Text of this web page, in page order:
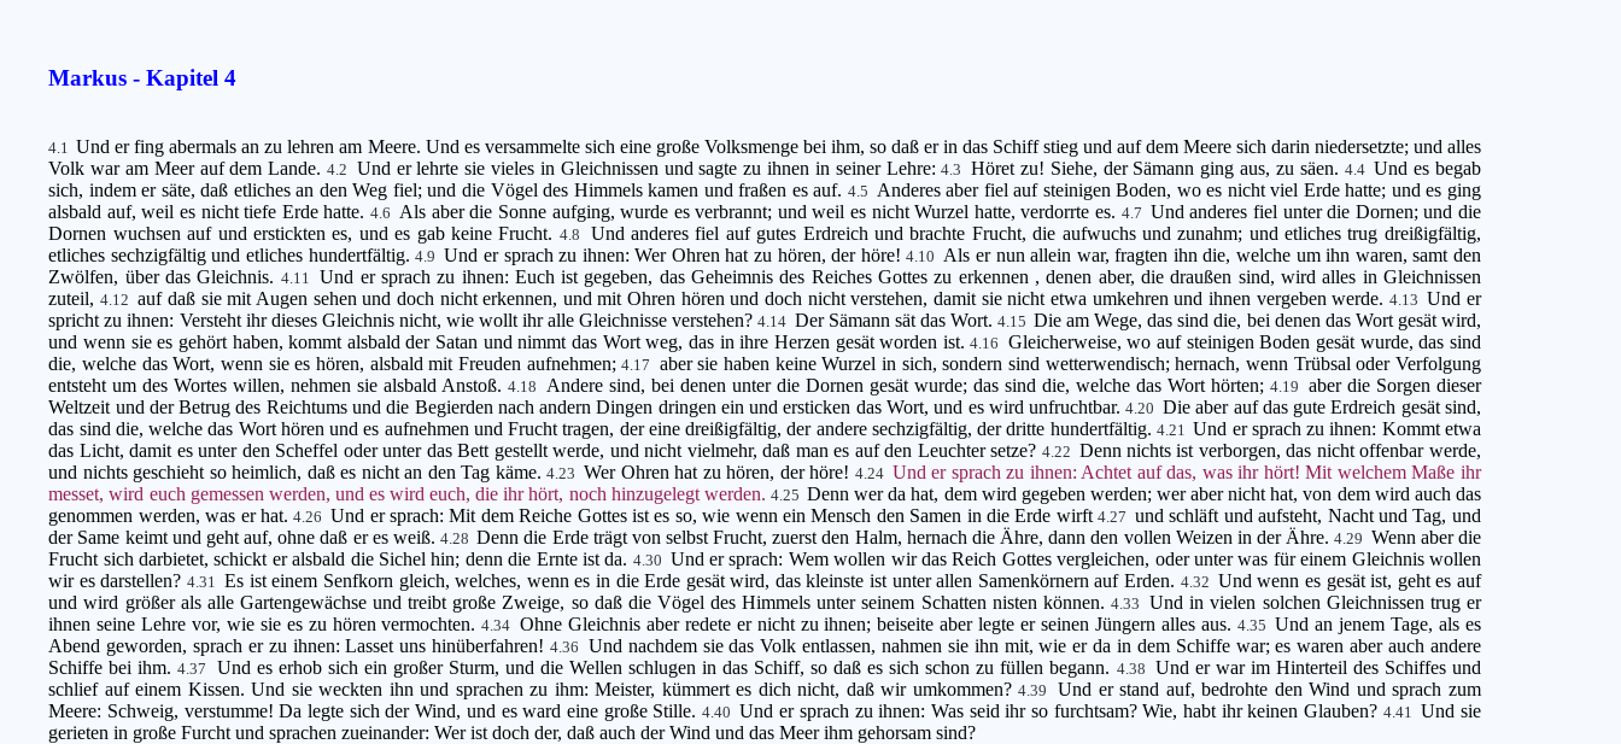
Markus - Kapitel 4
4.1
Und er fing abermals an zu lehren am Meere. Und es versammelte sich eine große Volksmenge bei ihm, so daß er in das Schiff stieg und auf dem Meere sich darin niedersetzte; und alles
Volk war am Meer auf dem Lande.4.2 Und er lehrte sie vieles in Gleichnissen und sagte zu ihnen in seiner Lehre:4.3 Höret zu! Siehe, der Sämann ging aus, zu säen. 4.4 Und es begab
sich, indem er säte, daß etliches an den Weg fiel; und die Vögel des Himmels kamen und fraßen es auf. 4.5 Anderes aber fiel auf steinigen Boden, wo es nicht viel Erde hatte; und es ging
alsbald auf, weil es nicht tiefe Erde hatte.4.6 Als aber die Sonne aufging, wurde es verbrannt; und weil es nicht Wurzel hatte, verdorrte es. 4.7 Und anderes fiel unter die Dornen; und die
Dornen wuchsen auf und erstickten es, und es gab keine Frucht. 4.8
Und anderes fiel auf gutes Erdreich und brachte Frucht, die aufwuchs und zunahm; und etliches trug dreißigfältig,
etliches sechzigfältig und etliches hundertfältig.4.9 Und er sprach zu ihnen: Wer Ohren hat zu hören, der höre!4.10 Als er nun allein war, fragten ihn die, welche um ihn waren, samt den
Zwölfen, über das Gleichnis. 4.11
Und er sprach zu ihnen: Euch ist gegeben, das Geheimnis des Reiches Gottes zu erkennen , denen aber, die draußen sind, wird alles in Gleichnissen
zuteil, 4.12 auf daß sie mit Augen sehen und doch nicht erkennen, und mit Ohren hören und doch nicht verstehen, damit sie nicht etwa umkehren und ihnen vergeben werde. 4.13 Und er
spricht zu ihnen: Versteht ihr dieses Gleichnis nicht, wie wollt ihr alle Gleichnisse verstehen?4.14 Der Sämann sät das Wort. 4.15 Die am Wege, das sind die, bei denen das Wort gesät wird,
und wenn sie es gehört haben, kommt alsbald der Satan und nimmt das Wort weg, das in ihre Herzen gesät worden ist.4.16 Gleicherweise, wo auf steinigen Boden gesät wurde, das sind
die, welche das Wort, wenn sie es hören, alsbald mit Freuden aufnehmen;4.17 aber sie haben keine Wurzel in sich, sondern sind wetterwendisch; hernach, wenn Trübsal oder Verfolgung
entsteht um des Wortes willen, nehmen sie alsbald Anstoß.4.18 Andere sind, bei denen unter die Dornen gesät wurde; das sind die, welche das Wort hörten; 4.19 aber die Sorgen dieser
Weltzeit und der Betrug des Reichtums und die Begierden nach andern Dingen dringen ein und ersticken das Wort, und es wird unfruchtbar.4.20 Die aber auf das gute Erdreich gesät sind,
das sind die, welche das Wort hören und es aufnehmen und Frucht tragen, der eine dreißigfältig, der andere sechzigfältig, der dritte hundertfältig. 4.21
Und er sprach zu ihnen: Kommt etwa
das Licht, damit es unter den Scheffel oder unter das Bett gestellt werde, und nicht vielmehr, daß man es auf den Leuchter setze? 4.22 Denn nichts ist verborgen, das nicht offenbar werde,
und nichts geschieht so heimlich, daß es nicht an den Tag käme.4.23 Wer Ohren hat zu hören, der höre! 4.24 Und er sprach zu ihnen: Achtet auf das, was ihr hört! Mit welchem Maße ihr
messet, wird euch gemessen werden, und es wird euch, die ihr hört, noch hinzugelegt werden. 4.25 Denn wer da hat, dem wird gegeben werden; wer aber nicht hat, von dem wird auch das
genommen werden, was er hat.4.26 Und er sprach: Mit dem Reiche Gottes ist es so, wie wenn ein Mensch den Samen in die Erde wirft4.27 und schläft und aufsteht, Nacht und Tag, und
der Same keimt und geht auf, ohne daß er es weiß. 4.28 Denn die Erde trägt von selbst Frucht, zuerst den Halm, hernach die Ähre, dann den vollen Weizen in der Ähre.4.29 Wenn aber die
Frucht sich darbietet, schickt er alsbald die Sichel hin; denn die Ernte ist da. 4.30 Und er sprach: Wem wollen wir das Reich Gottes vergleichen, oder unter was für einem Gleichnis wollen
wir es darstellen?4.31 Es ist einem Senfkorn gleich, welches, wenn es in die Erde gesät wird, das kleinste ist unter allen Samenkörnern auf Erden. 4.32 Und wenn es gesät ist, geht es auf
und wird größer als alle Gartengewächse und treibt große Zweige, so daß die Vögel des Himmels unter seinem Schatten nisten können. 4.33
Und in vielen solchen Gleichnissen trug er
ihnen seine Lehre vor, wie sie es zu hören vermochten.4.34 Ohne Gleichnis aber redete er nicht zu ihnen; beiseite aber legte er seinen Jüngern alles aus. 4.35 Und an jenem Tage, als es
Abend geworden, sprach er zu ihnen: Lasset uns hinüberfahren!4.36 Und nachdem sie das Volk entlassen, nahmen sie ihn mit, wie er da in dem Schiffe war; es waren aber auch andere
Schiffe bei ihm.4.37 Und es erhob sich ein großer Sturm, und die Wellen schlugen in das Schiff, so daß es sich schon zu füllen begann. 4.38 Und er war im Hinterteil des Schiffes und
schlief auf einem Kissen. Und sie weckten ihn und sprachen zu ihm: Meister, kümmert es dich nicht, daß wir umkommen?4.39
Und er stand auf, bedrohte den Wind und sprach zum
Meere: Schweig, verstumme! Da legte sich der Wind, und es ward eine große Stille.4.40 Und er sprach zu ihnen: Was seid ihr so furchtsam? Wie, habt ihr keinen Glauben? 4.41
Und sie
gerieten in große Furcht und sprachen zueinander: Wer ist doch der, daß auch der Wind und das Meer ihm gehorsam sind?